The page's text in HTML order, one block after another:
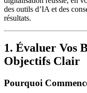
des outils d’IA et des
résultats.
1. Évaluer Vos
Objectifs Clair
Pourquoi